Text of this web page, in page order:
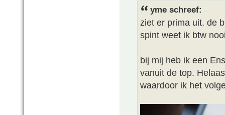
yme schreef:
ziet er prima uit. de
spint weet ik btw
bij mij heb ik een
vanuit de top.
waardoor ik het